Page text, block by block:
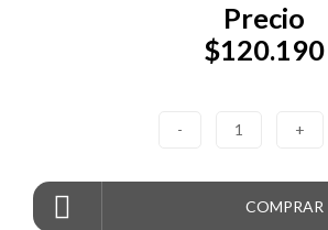
Precio
$120.190
- 1 +
COMPRAR